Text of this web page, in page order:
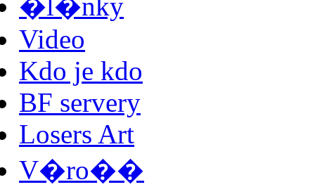
Video
Kdo je kdo
BF servery
Losers Art
V�ro��